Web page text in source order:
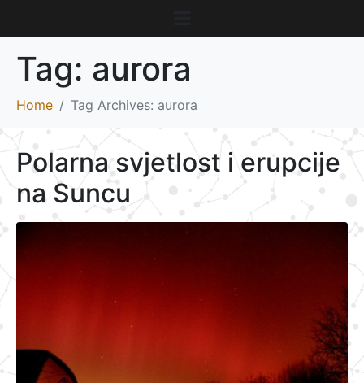
Tag: aurora
Home Tag Archives: aurora
Polarna svjetlost i erupcije
na Suncu